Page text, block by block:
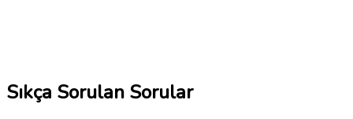
Sıkça Sorulan Sorular